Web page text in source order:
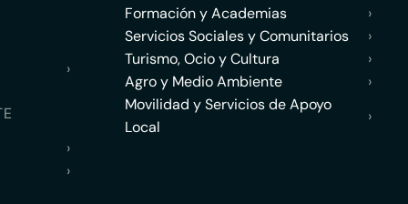
›
›
›
Formación y Academias
›
Servicios Sociales y Comunitarios
›
Turismo, Ocio y Cultura
›
Agro y Medio Ambiente
›
Movilidad y Servicios de Apoyo
Local
›